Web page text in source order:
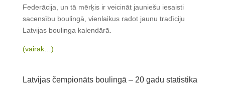
Federācija, un tā mērķis ir veicināt jauniešu iesaisti
sacensību boulingā, vienlaikus radot jaunu tradīciju
Latvijas boulinga kalendārā.
(vairāk…)
Latvijas čempionāts boulingā – 20 gadu statistika